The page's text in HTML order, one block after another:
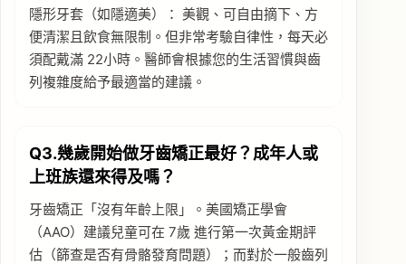
隱形牙套（如隱適美）： 美觀、可自由摘下、方
便清潔且飲食無限制。但非常考驗自律性，每天必
須配戴滿 22小時。醫師會根據您的生活習慣與齒
列複雜度給予最適當的建議。
Q3.幾歲開始做牙齒矯正最好？成年人或
上班族還來得及嗎？
牙齒矯正「沒有年齡上限」。美國矯正學會
（AAO）建議兒童可在 7歲 進行第一次黃金期評
估（篩查是否有骨骼發育問題）；而對於一般齒列